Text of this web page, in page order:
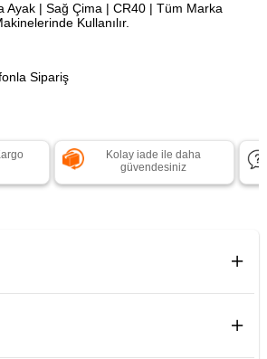
Ayak | Sağ Çima | CR40 | Tüm Marka
Kullanılır.
Sipariş
Kolay iade ile daha
güvendesiniz